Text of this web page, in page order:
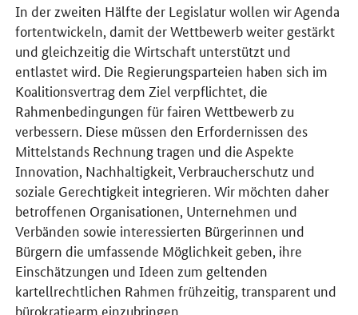
In der zweiten Hälfte der Legislatur wollen wir Agenda
fortentwickeln, damit der Wettbewerb weiter gestärkt
und gleichzeitig die Wirtschaft unterstützt und
entlastet wird. Die Regierungsparteien haben sich im
Koalitionsvertrag dem Ziel verpflichtet, die
Rahmenbedingungen für fairen Wettbewerb zu
verbessern. Diese müssen den Erfordernissen des
Mittelstands Rechnung tragen und die Aspekte
Innovation, Nachhaltigkeit, Verbraucherschutz und
soziale Gerechtigkeit integrieren. Wir möchten daher
betroffenen Organisationen, Unternehmen und
Verbänden sowie interessierten Bürgerinnen und
Bürgern die umfassende Möglichkeit geben, ihre
Einschätzungen und Ideen zum geltenden
kartellrechtlichen Rahmen frühzeitig, transparent und
bürokratiearm einzubringen.